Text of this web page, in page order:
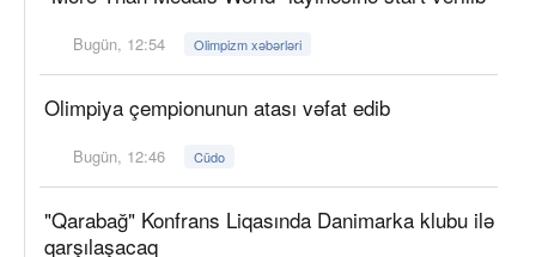
Bugün, 12:54 Olimpizm xəbərləri
Olimpiya çempionunun atası vəfat edib
Bugün, 12:46 Cüdo
"Qarabağ" Konfrans Liqasında Danimarka klubu ilə
qarşılaşacaq